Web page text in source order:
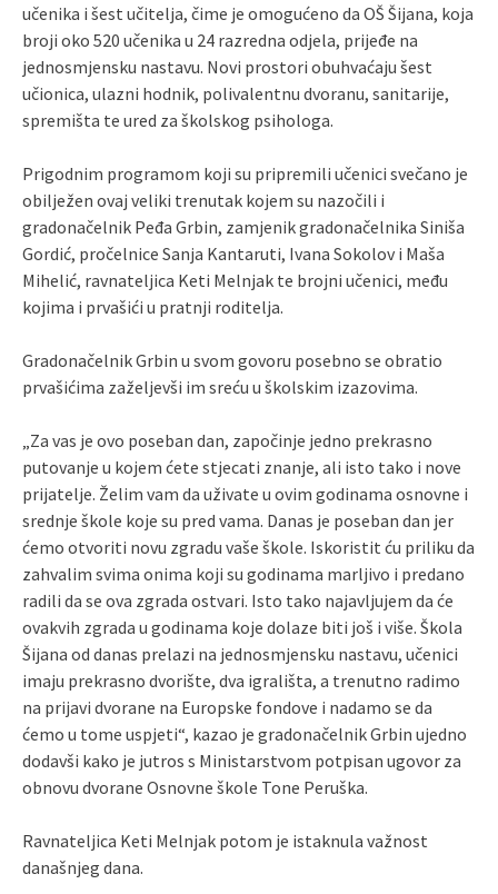
učenika i šest učitelja, čime je omogućeno da OŠ Šijana, koja
broji oko 520 učenika u 24 razredna odjela, prijeđe na
jednosmjensku nastavu. Novi prostori obuhvaćaju šest
učionica, ulazni hodnik, polivalentnu dvoranu, sanitarije,
spremišta te ured za školskog psihologa.
Prigodnim programom koji su pripremili učenici svečano je
obilježen ovaj veliki trenutak kojem su nazočili i
gradonačelnik Peđa Grbin, zamjenik gradonačelnika Siniša
Gordić, pročelnice Sanja Kantaruti, Ivana Sokolov i Maša
Mihelić, ravnateljica Keti Melnjak te brojni učenici, među
kojima i prvašići u pratnji roditelja.
Gradonačelnik Grbin u svom govoru posebno se obratio
prvašićima zaželjevši im sreću u školskim izazovima.
„Za vas je ovo poseban dan, započinje jedno prekrasno
putovanje u kojem ćete stjecati znanje, ali isto tako i nove
prijatelje. Želim vam da uživate u ovim godinama osnovne i
srednje škole koje su pred vama. Danas je poseban dan jer
ćemo otvoriti novu zgradu vaše škole. Iskoristit ću priliku da
zahvalim svima onima koji su godinama marljivo i predano
radili da se ova zgrada ostvari. Isto tako najavljujem da će
ovakvih zgrada u godinama koje dolaze biti još i više. Škola
Šijana od danas prelazi na jednosmjensku nastavu, učenici
imaju prekrasno dvorište, dva igrališta, a trenutno radimo
na prijavi dvorane na Europske fondove i nadamo se da
ćemo u tome uspjeti“, kazao je gradonačelnik Grbin ujedno
dodavši kako je jutros s Ministarstvom potpisan ugovor za
obnovu dvorane Osnovne škole Tone Peruška.
Ravnateljica Keti Melnjak potom je istaknula važnost
današnjeg dana.